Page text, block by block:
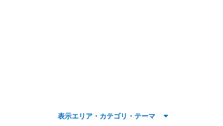
表示エリア・カテゴリ・テーマ